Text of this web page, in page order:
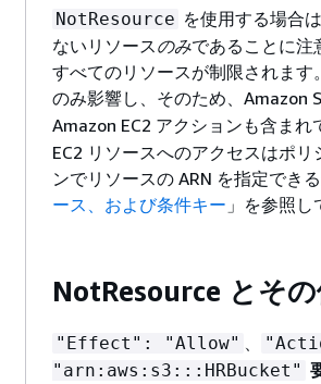
NotResource を使用する場合
ないリソースのみであることに注
すべてのリソースが制限されま
のみ影響し、そのため、Amazon
Amazon EC2 アクションも含まれ
EC2 リソースへのアクセスはポ
ンでリソースの ARN を指定でき
ース、および条件キー 」を参照し
NotResource とそ
"Effect": "Allow"
"arn:aws:s3:::HRBucket"